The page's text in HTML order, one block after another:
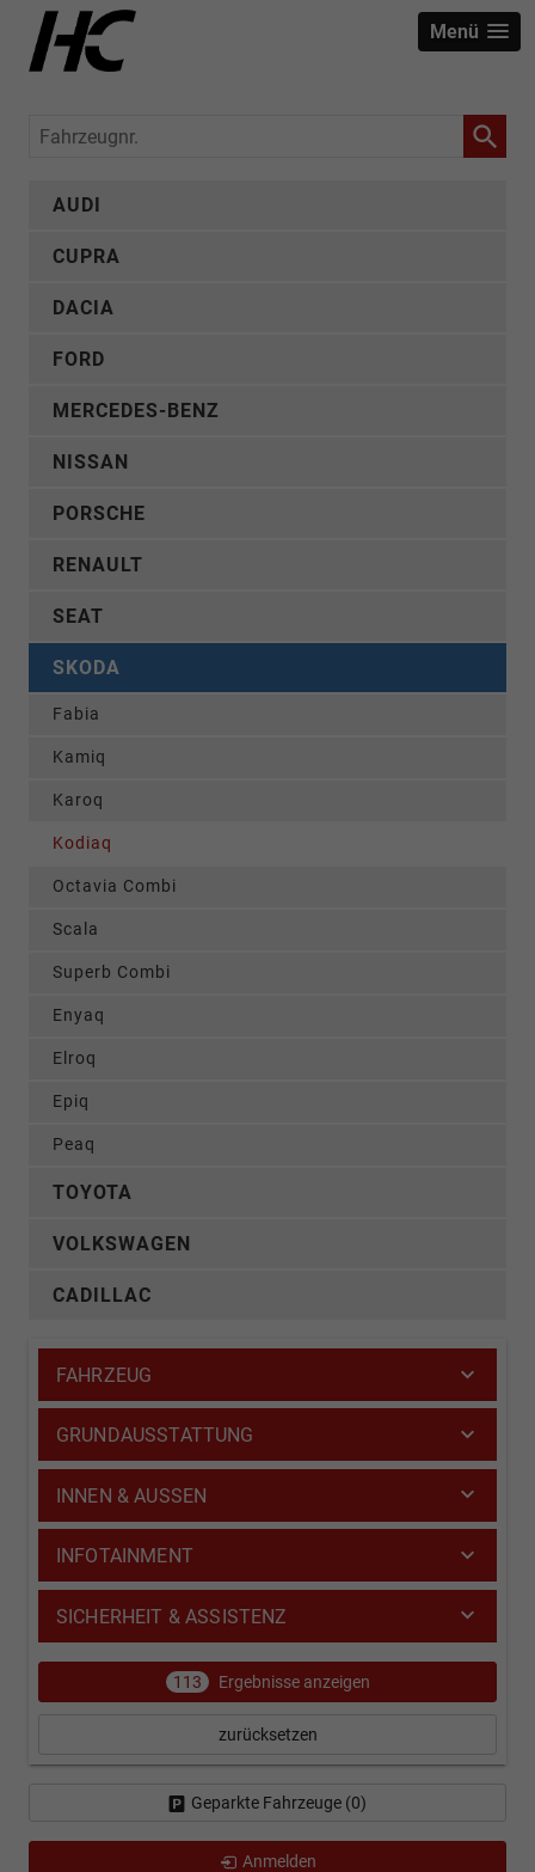
Menü
Fahrzeugnr.
AUDI
CUPRA
DACIA
FORD
MERCEDES-BENZ
NISSAN
PORSCHE
RENAULT
SEAT
SKODA
Fabia
Kamiq
Karoq
Kodiaq
Octavia Combi
Scala
Superb Combi
Enyaq
Elroq
Epiq
Peaq
TOYOTA
VOLKSWAGEN
CADILLAC
FAHRZEUG
GRUNDAUSSTATTUNG
INNEN & AUSSEN
INFOTAINMENT
SICHERHEIT & ASSISTENZ
113 Ergebnisse anzeigen
zurücksetzen
Geparkte Fahrzeuge (0)
Anmelden